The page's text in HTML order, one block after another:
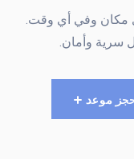
مكان وفي أي وقت.
سرية وأمان.
موعد